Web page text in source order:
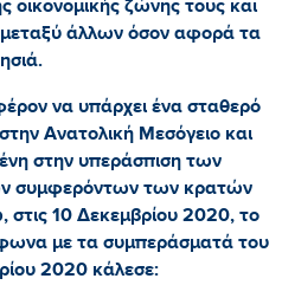
οικονομικής ζώνης τους και
άλλων όσον αφορά τα
να υπάρχει ένα σταθερό
Ανατολική Μεσόγειο και
στην υπεράσπιση των
συμφερόντων των κρατών
στις 10 Δεκεμβρίου 2020, το
με τα συμπεράσματά του
2020 κάλεσε: